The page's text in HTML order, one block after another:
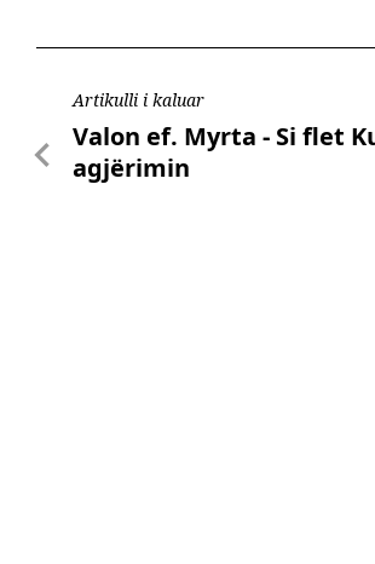
Artikulli i kaluar
Valon ef. Myrta - Si flet
agjërimin